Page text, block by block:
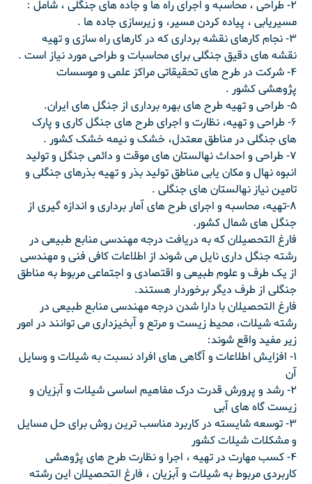
۲- طراحی ، محاسبه و اجرای راه ها و جاده های جنگلی ، شامل :
مسیریابی ، پیاده کردن مسیر، و زیرسازی جاده ها .
۳- نجام کارهای نقشه برداری که در کارهای راه سازی و تهیه
نقشه های دقیق جنگلی برای محاسبات و طراحی مورد نیاز است .
۴- شرکت در طرح های تحقیقاتی مراکز علمی و موسسات
پژوهشی کشور .
۵- طراحی و تهیه طرح های بهره برداری از جنگل های ایران.
۶- طراحی و تهیه، نظارت و اجرای طرح های جنگل کاری و پارک
های جنگلی در مناطق معتدل، خشک و نیمه خشک کشور .
۷- طراحی و احداث نهالستان های موقت و دائمی جنگل و تولید
انبوه نهال و مکان یابی مناطق تولید بذر و تهیه بذرهای جنگلی و
تامین نیاز نهالستان های جنگلی .
۸-تهیه، محاسبه و اجرای طرح های آمار برداری و اندازه گیری از
جنگل های شمال کشور.
فارغ التحصیلان که به دریافت درجه مهندسی منابع طبیعی در
رشته جنگل داری نایل می شوند از اطلاعات کافی فنی و مهندسی
از یک طرف و علوم طبیعی و اقتصادی و اجتماعی مربوط به مناطق
جنگلی از طرف دیگر برخوردار هستند.
فارغ التحصیلان با دارا شدن درجه مهندسی منابع طبیعی در
رشته شیلات، محیط زیست و مرتع و آبخیزداری می توانند در امور
زیر مفید واقع شوند:
۱- افزایش اطلاعات و آگاهی های افراد نسبت به شیلات و وسایل
آن
۲- رشد و پرورش قدرت درک مفاهیم اساسی شیلات و آبزیان و
زیست گاه های آبی
۳- توسعه شایسته در کاربرد مناسب ترین روش برای حل مسایل
و مشکلات شیلات کشور
۴- کسب مهارت در تهیه ، اجرا و نظارت طرح های پژوهشی
کاربردی مربوط به شیلات و آبزیان ، فارغ التحصیلان این رشته